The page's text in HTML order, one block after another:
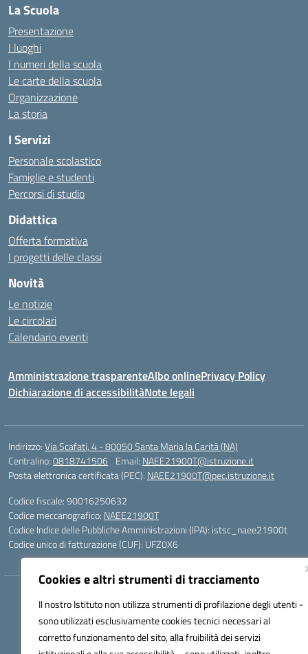
Cookies e altri strumenti di tracciamento
Il nostro Istituto non utilizza strumenti di profilazione degli utenti -
sono utilizzati esclusivamente cookies tecnici necessari al
corretto funzionamento del sito, alla fruibilità dei servizi
La Scuola
Presentazione
I luoghi
I numeri della scuola
Le carte della scuola
Organizzazione
La storia
I Servizi
Personale scolastico
Famiglie e studenti
Percorsi di studio
Didattica
Offerta formativa
I progetti delle classi
Novità
Le notizie
Le circolari
Calendario eventi
Amministrazione trasparenteAlbo onlinePrivacy Policy
Dichiarazione di accessibilitàNote legali
Indirizzo:Via Scafati, 4 - 80050 Santa Maria la Carità (NA)
Centralino:0818741506 Email: NAEE21900T@istruzione.it
Posta elettronica certificata (PEC): NAEE21900T@pec.istruzione.it
Codice fiscale: 90016250632
Codice meccanografico: NAEE21900T
Codice Indice delle Pubbliche Amministrazioni (IPA): istsc_naee21900t
Codice unico di fatturazione (CUF): UFZ0X6
Concept & Design by Designers Italia